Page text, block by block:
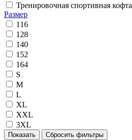
Тренировочная спортивная кофта
Размер
116
128
140
152
164
S
M
L
XL
XXL
3XL
Показать Сбросить фильтры